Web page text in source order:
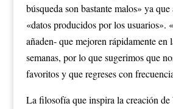
búsqueda son bastante malos» ya
«datos producidos por los usuarios».
añaden- que mejoren rápidamente en
semanas, por lo que sugerimos que
favoritos y que regreses con
La filosofía que inspira la creación de